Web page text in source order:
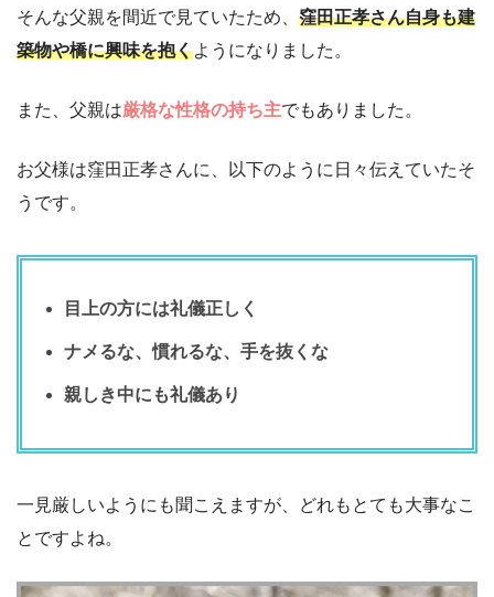
そんな父親を間近で見ていたため、 窪田正孝さん自身も建
築物や橋に興味を抱くようになりました。
また、父親は厳格な性格の持ち主でもありました。
お父様は窪田正孝さんに、以下のように日々伝えていたそ
うです。
目上の方には礼儀正しく
ナメるな、慣れるな、手を抜くな
親しき中にも礼儀あり
一見厳しいようにも聞こえますが、どれもとても大事なこ
とですよね。